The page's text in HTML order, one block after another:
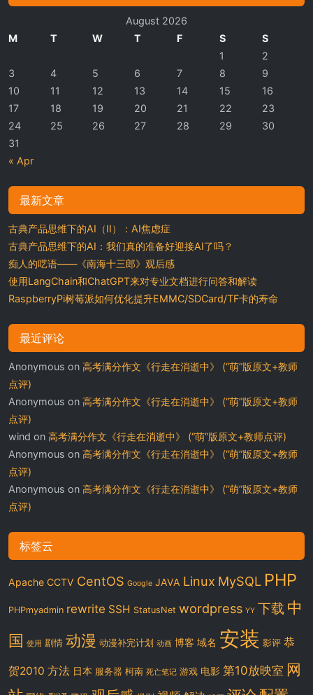
August 2026
M
T W T F S S
« Apr
1
2
3
4 5 6 7 8
9
10
11 12 13 14 15
16
17
18 19 20 21 22
23
24
25 26 27 28 29
30
31
最新文章
古典产品思维下的AI（II）：AI焦虑症
古典产品思维下的AI：我们真的准备好迎接AI了吗？
痴人的呓语——《南海十三郎》观后感
使用LangChain和ChatGPT来对专业文档进行问答和解读
RaspberryPi树莓派如何优化提升EMMC/SDCard/TF卡的寿命
最近评论
Anonymous on 高考满分作文《行走在消逝中》 (“萌”版原文+教师
点评)
Anonymous on 高考满分作文《行走在消逝中》 (“萌”版原文+教师
点评)
wind on 高考满分作文《行走在消逝中》 (“萌”版原文+教师点评)
Anonymous on 高考满分作文《行走在消逝中》 (“萌”版原文+教师
点评)
Anonymous on 高考满分作文《行走在消逝中》 (“萌”版原文+教师
点评)
标签云
Apache CCTV CentOS Google JAVA Linux MySQL PHP
PHPmyadmin rewrite SSH StatusNet wordpress YY 下载 中
国 使用 剧情 动漫 动漫补完计划 动画 博客 域名 安装 影评 恭
贺2010 方法 日本 服务器 柯南 死亡笔记 游戏 电影 第10放映室 网